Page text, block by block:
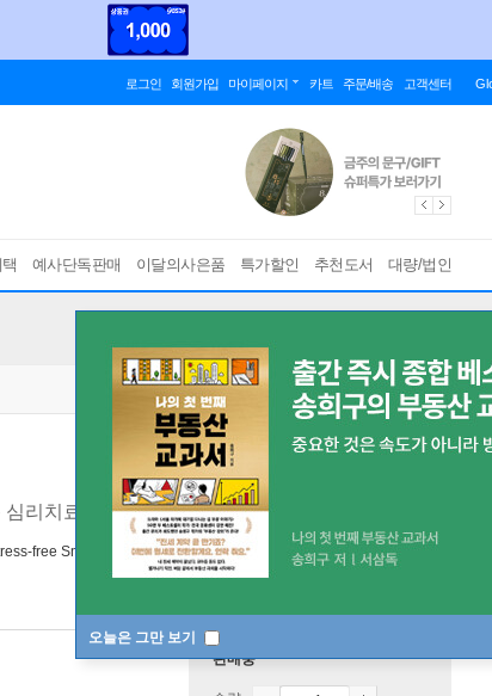
로그인 회원가입 마이페이지 카트 주문/배송 고객센터
예사단독판매 이달의사은품 특가할인 추천도서 대량/법인
오늘은 그만 보기
심리치료사가 알려주는 스트레스 없는 대화법
free Small Talk
판매중